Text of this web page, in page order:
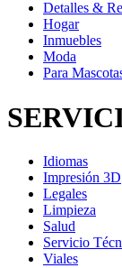
Detalles &
Hogar
Inmuebles
Moda
Para
Idiomas
Impresión 3D
Legales
Limpieza
Salud
Servicio
Viales